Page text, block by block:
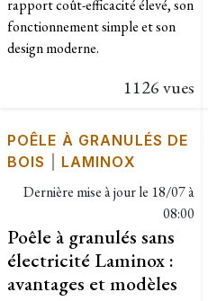
rapport coût-efficacité élevé, son
fonctionnement simple et son
design moderne.
1126 vues
POÊLE À GRANULÉS DE
BOIS
LAMINOX
Dernière mise à jour le 18/07 à
08:00
Poêle à granulés sans
électricité Laminox :
avantages et modèles